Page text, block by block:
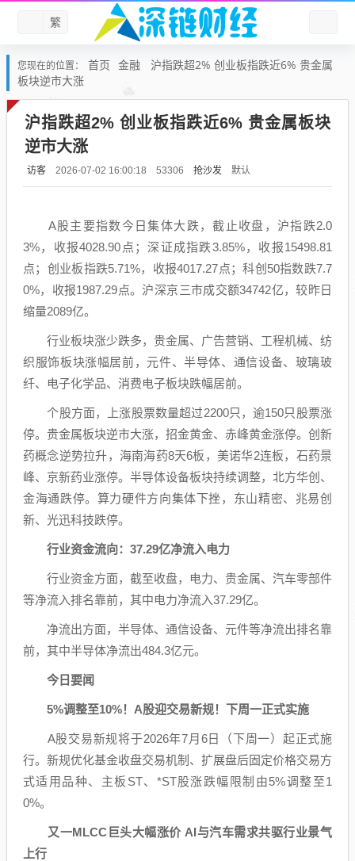
繁
您现在的位置： 首页 金融
沪指跌超2% 创业板指跌近6% 贵金属
板块逆市大涨
沪指跌超2% 创业板指跌近6% 贵金属板块
逆市大涨
访客 2026-07-02 16:00:18 53306 抢沙发 默认
A股主要指数今日集体大跌，截止收盘，沪指跌2.0
3%，收报4028.90点；深证成指跌3.85%，收报15498.81
点；创业板指跌5.71%，收报4017.27点；科创50指数跌7.7
0%，收报1987.29点。沪深京三市成交额34742亿，较昨日
缩量2089亿。
行业板块涨少跌多，贵金属、广告营销、工程机械、纺
织服饰板块涨幅居前，元件、半导体、 通信设备、 玻璃玻
纤、电子化学品、消费电子板块跌幅居前。
个股方面，上涨股票数量超过2200只，逾150只股票涨
停。贵金属板块逆市大涨，招金黄金、赤峰黄金涨停。创新
药概念逆势拉升，海南海药8天6板，美诺华2连板，石药景
峰、京新药业涨停。半导体设备板块持续调整，北方华创、
金海通跌停。算力硬件方向集体下挫，东山精密、兆易创
新、光迅科技跌停。
行业资金流向：37.29亿净流入电力
行业资金方面，截至收盘， 电力、 贵金属、 汽车零部件
等净流入排名靠前，其中电力净流入37.29亿。
净流出方面， 半导体、 通信设备、 元件等净流出排名靠
前，其中半导体净流出484.3亿元。
今日要闻
5%调整至10%！A股迎交易新规！下周一正式实施
A股交易新规将于2026年7月6日（下周一）起正式施
行。新规优化基金收盘交易机制、扩展盘后固定价格交易方
式适用品种、主板ST、*ST股涨跌幅限制由5%调整至1
0%。
又一MLCC巨头大幅涨价 AI与汽车需求共驱行业景气
上行